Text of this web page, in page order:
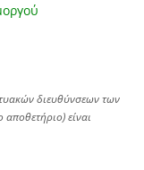
διευθύνσεων των
είναι